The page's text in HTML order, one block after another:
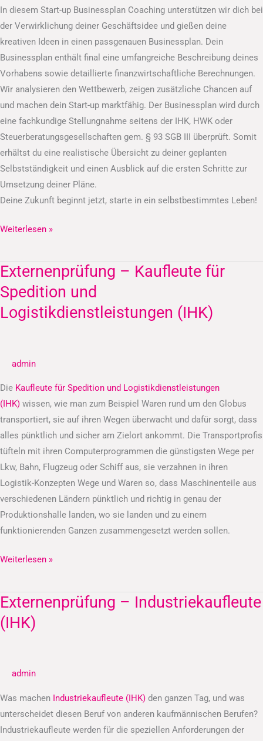
In diesem Start-up Businessplan Coaching unterstützen wir dich bei
der Verwirklichung deiner Geschäftsidee und gießen deine
kreativen Ideen in einen passgenauen Businessplan. Dein
Businessplan enthält final eine umfangreiche Beschreibung deines
Vorhabens sowie detaillierte finanzwirtschaftliche Berechnungen.
Wir analysieren den Wettbewerb, zeigen zusätzliche Chancen auf
und machen dein Start-up marktfähig. Der Businessplan wird durch
eine fachkundige Stellungnahme seitens der IHK, HWK oder
Steuerberatungsgesellschaften gem. § 93 SGB III überprüft. Somit
erhältst du eine realistische Übersicht zu deiner geplanten
Selbstständigkeit und einen Ausblick auf die ersten Schritte zur
Umsetzung deiner Pläne.
Deine Zukunft beginnt jetzt, starte in ein selbstbestimmtes Leben!
Weiterlesen »
Externenprüfung – Kaufleute für
Spedition und
Logistikdienstleistungen (IHK)
admin
Die Kaufleute für Spedition und Logistikdienstleistungen
(IHK) wissen, wie man zum Beispiel Waren rund um den Globus
transportiert, sie auf ihren Wegen überwacht und dafür sorgt, dass
alles pünktlich und sicher am Zielort ankommt. Die Transportprofis
tüfteln mit ihren Computerprogrammen die günstigsten Wege per
Lkw, Bahn, Flugzeug oder Schiff aus, sie verzahnen in ihren
Logistik-Konzepten Wege und Waren so, dass Maschinenteile aus
verschiedenen Ländern pünktlich und richtig in genau der
Produktionshalle landen, wo sie landen und zu einem
funktionierenden Ganzen zusammengesetzt werden sollen.
Externenprüfung
–
Kaufleute
für
Logistikdienstleistungen
Weiterlesen »
Externenprüfung – Industriekaufleute
(IHK)
admin
Was machen Industriekaufleute (IHK) den ganzen Tag, und was
unterscheidet diesen Beruf von anderen kaufmännischen Berufen?
Industriekaufleute werden für die speziellen Anforderungen der
Externenprüfung
–
Industriekaufleute